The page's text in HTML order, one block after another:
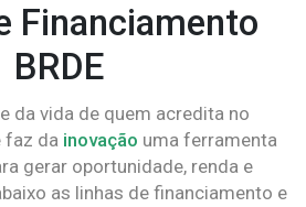
Financiamento
BRDE
da vida de quem acredita no
faz da inovação uma ferramenta
gerar oportunidade, renda e
as linhas de financiamento e